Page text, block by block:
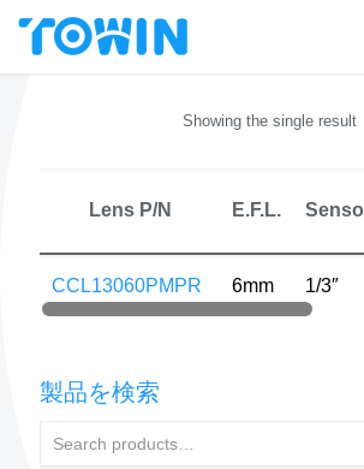
Showing the single result
Lens P/N E.F.L.
CCL13060PMPR 6mm 1/3″
製品を検索